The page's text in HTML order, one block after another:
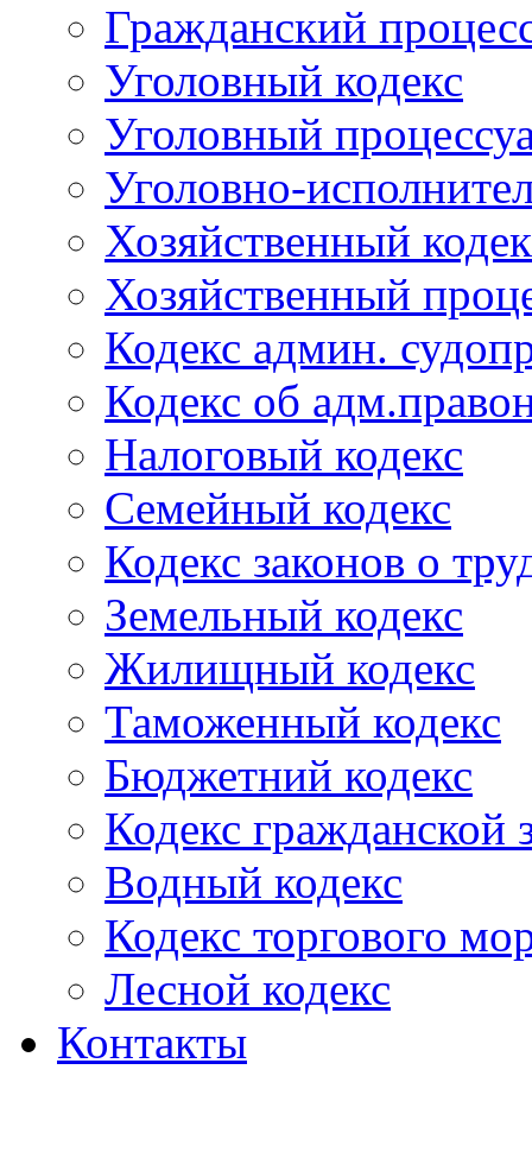
Гражданский
Уголовный кодекс
Уголовный
Уголовно-
Хозяйственный
Хозяйственный
Кодекс админ.
Кодекс об
Налоговый кодекс
Семейный кодекс
Кодекс законов о
Земельный кодекс
Жилищный кодекс
Таможенный кодекс
Бюджетний кодекс
Кодекс гражданской
Водный кодекс
Кодекс торгового
Лесной кодекс
Контакты